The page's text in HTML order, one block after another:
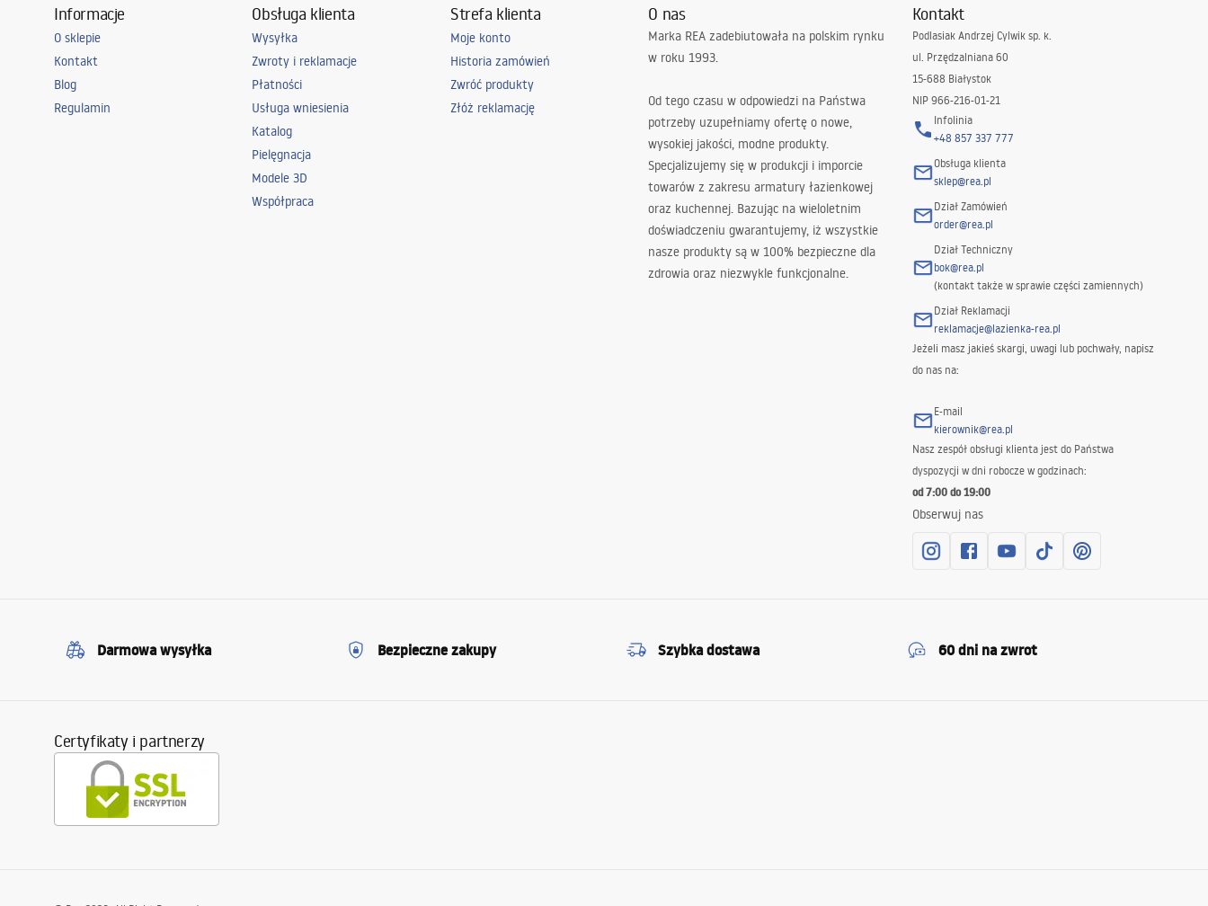
Informacje
O sklepie
Kontakt
Blog
Regulamin
Obsługa klienta
Wysyłka
Zwroty i reklamacje
Płatności
Usługa wniesienia
Katalog
Pielęgnacja
Modele 3D
Współpraca
Strefa klienta
Moje konto
Historia zamówień
Zwróć produkty
Złóż reklamację
O nas
Marka REA zadebiutowała na polskim rynku
w roku 1993.
Od tego czasu w odpowiedzi na Państwa
potrzeby uzupełniamy ofertę o nowe,
wysokiej jakości, modne produkty.
Specjalizujemy się w produkcji i imporcie
towarów z zakresu armatury łazienkowej
oraz kuchennej. Bazując na wieloletnim
doświadczeniu gwarantujemy, iż wszystkie
nasze produkty są w 100% bezpieczne dla
zdrowia oraz niezwykle funkcjonalne.
Kontakt
Podlasiak Andrzej Cylwik sp. k.
ul. Przędzalniana 60
15-688 Białystok
NIP 966-216-01-21
Infolinia
+48 857 337 777
Obsługa klienta
sklep@rea.pl
Dział Zamówień
order@rea.pl
Dział Techniczny
bok@rea.pl
(kontakt także w sprawie części zamiennych)
Dział Reklamacji
reklamacje@lazienka-rea.pl
Jeżeli masz jakieś skargi, uwagi lub pochwały, napisz
do nas na:
E-mail
kierownik@rea.pl
Nasz zespół obsługi klienta jest do Państwa
dyspozycji w dni robocze w godzinach:
od 7:00 do 19:00
Obserwuj nas
Darmowa wysyłka Bezpieczne zakupy Szybka dostawa 60 dni na zwrot
Certyfikaty i partnerzy